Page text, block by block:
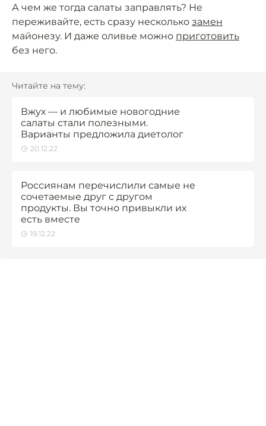
А чем же тогда салаты заправлять? Не
переживайте, есть сразу несколько замен
майонезу. И даже оливье можно приготовить
без него.
Читайте на тему:
Вжух — и любимые новогодние
салаты стали полезными.
Варианты предложила диетолог
20.12.22
Россиянам перечислили самые не
сочетаемые друг с другом
продукты. Вы точно привыкли их
есть вместе
19.12.22